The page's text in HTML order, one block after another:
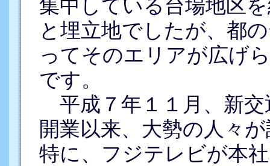
集中している台場地区
と埋立地でしたが、都
ってそのエリアが広げ
です。
平成７年１１月、新
開業以来、大勢の人々
特に、フジテレビが本